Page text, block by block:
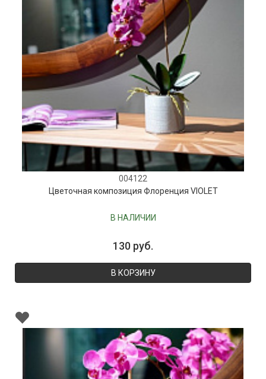
004122
Цветочная композиция Флоренция VIOLET
В НАЛИЧИИ
130 руб.
В КОРЗИНУ